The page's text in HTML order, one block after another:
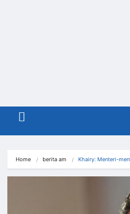
Menu
Home berita am Khairy: Menteri-